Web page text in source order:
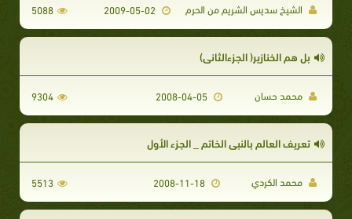
الشيخ سديس الشريم من الحرم 5088
بل هم الخنازير( الجزءالثاني)
محمد حسان 9304
تعريف العالم بالنبي الخاتم _ الجزء الأول
محمد الكردي 5513